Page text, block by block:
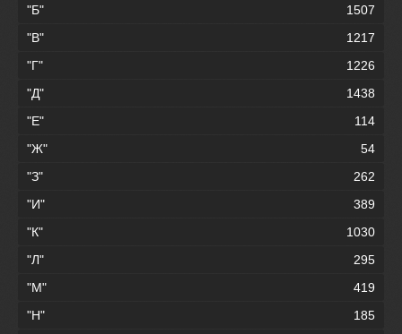
"Б"
1507
"В"
1217
"Г"
1226
"Д"
1438
"Е"
114
"Ж"
54
"З"
262
"И"
389
"К"
1030
"Л"
295
"М"
419
"Н"
185